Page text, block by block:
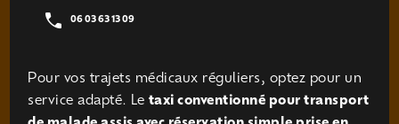
06 03 63 13 09
Pour vos trajets médicaux réguliers, optez pour un
service adapté. Le taxi conventionné pour transport